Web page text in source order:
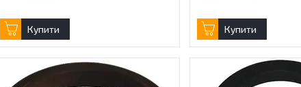
Купити Купити